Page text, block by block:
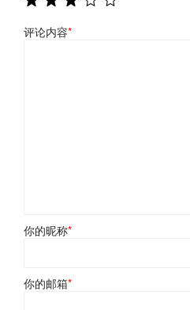
评论内容*
你的昵称*
你的邮箱*